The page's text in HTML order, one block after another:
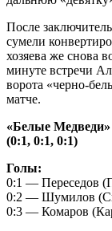
После
сумели
хозяева же снова
минуте встречи
ворота «черно-
матче.
«Белые
(0:1, 0:1, 0:1)
Голы:
0:1 — Переседов
0:2 — Шумилов
0:3 — Комаров